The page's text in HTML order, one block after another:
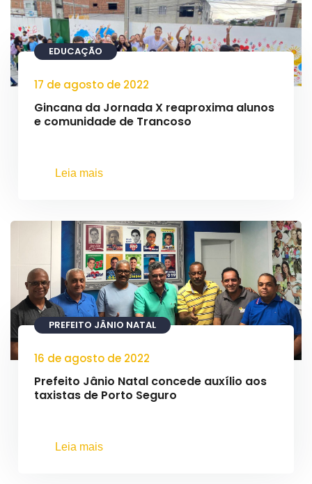
EDUCAÇÃO
17 de agosto de 2022
Gincana da Jornada X reaproxima alunos
e comunidade de Trancoso
Leia mais
PREFEITO JÂNIO NATAL
16 de agosto de 2022
Prefeito Jânio Natal concede auxílio aos
taxistas de Porto Seguro
Leia mais